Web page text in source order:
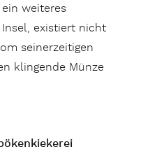
weiteres
existiert nicht
seinerzeitigen
klingende Münze